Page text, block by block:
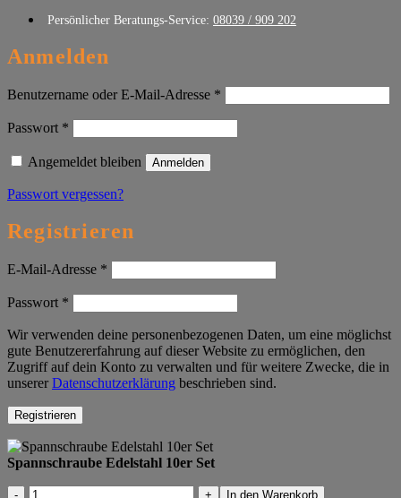
Persönlicher Beratungs-Service: 08039 / 909 202
Anmelden
Benutzername oder E-Mail-Adresse *
Passwort *
Angemeldet bleiben Anmelden
Passwort vergessen?
Registrieren
E-Mail-Adresse *
Passwort *
Wir verwenden deine personenbezogenen Daten, um eine möglichst
gute Benutzererfahrung auf dieser Website zu ermöglichen, den
Zugriff auf dein Konto zu verwalten und für weitere Zwecke, die in
unserer Datenschutzerklärung beschrieben sind.
Registrieren
Spannschraube Edelstahl 10er Set
Spannschraube
In den Warenkorb